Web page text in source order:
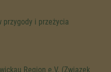
i przeżycia
Region e.V. (Związek